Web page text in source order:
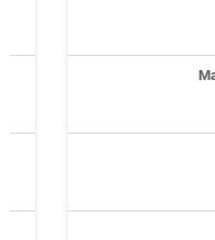
Managed